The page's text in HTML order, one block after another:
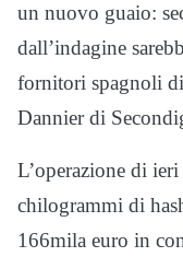
un nuovo guaio:
dall’indagine
fornitori spagnoli
Dannier di
L’operazione di
chilogrammi di
166mila euro in